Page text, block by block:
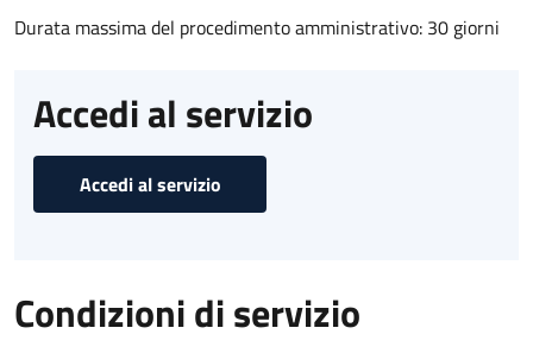
Durata massima del procedimento amministrativo: 30 giorni
Accedi al servizio
Accedi al servizio
Condizioni di servizio